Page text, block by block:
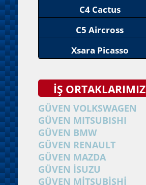
C4 Cactus
C5 Aircross
Xsara Picasso
İŞ ORTAKLARIMIZ
GÜVEN VOLKSWAGEN
GÜVEN MITSUBISHI
GÜVEN BMW
GÜVEN RENAULT
GÜVEN MAZDA
GÜVEN İSUZU
GÜVEN MİTSUBİSHİ